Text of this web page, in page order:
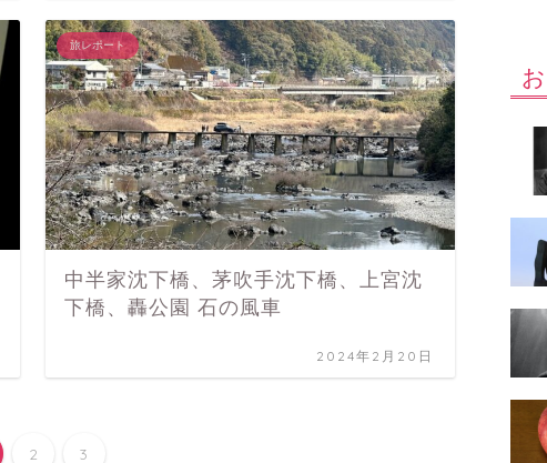
旅レポート
中半家沈下橋、茅吹手沈下橋、上宮沈
下橋、轟公園 石の風車
2024年2月20日
2 3